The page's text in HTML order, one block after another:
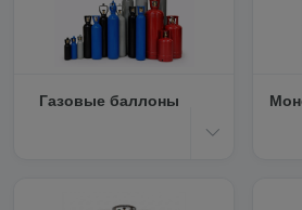
Газовые баллоны